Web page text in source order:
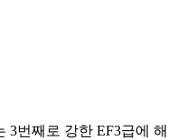
3번째로 강한 EF3급에 해